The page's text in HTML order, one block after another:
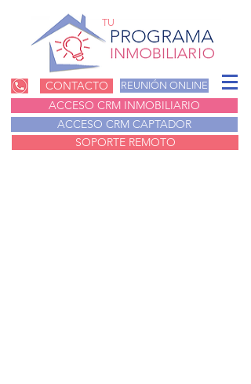
TU
CONTACTO REUNIÓN ONLINE
ACCESO CRM INMOBILIARIO
ACCESO CRM CAPTADOR
SOPORTE REMOTO